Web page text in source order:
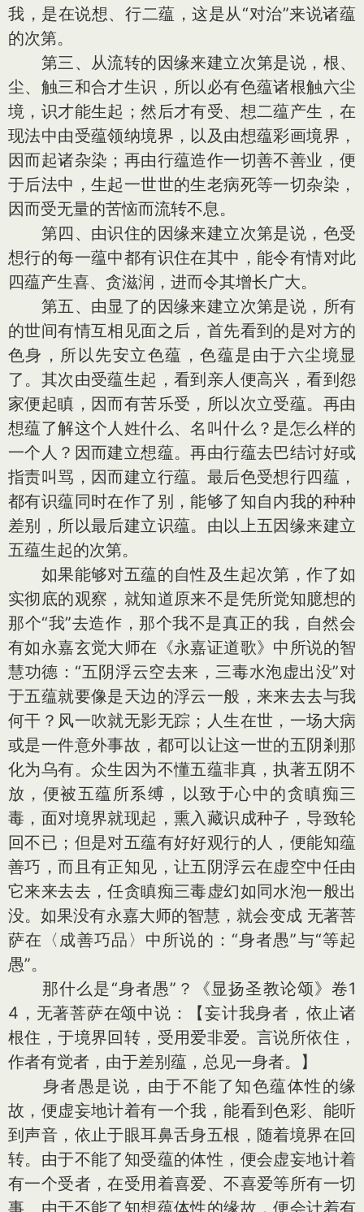
我，是在说想、行二蕴，这是从“对治”来说诸蕴
的次第。
第三、从流转的因缘来建立次第是说，根、
尘、触三和合才生识，所以必有色蕴诸根触六尘
境，识才能生起；然后才有受、想二蕴产生，在
现法中由受蕴领纳境界，以及由想蕴彩画境界，
因而起诸杂染；再由行蕴造作一切善不善业，便
于后法中，生起一世世的生老病死等一切杂染，
因而受无量的苦恼而流转不息。
第四、由识住的因缘来建立次第是说，色受
想行的每一蕴中都有识住在其中，能令有情对此
四蕴产生喜、贪滋润，进而令其增长广大。
第五、由显了的因缘来建立次第是说，所有
的世间有情互相见面之后，首先看到的是对方的
色身，所以先安立色蕴，色蕴是由于六尘境显
了。其次由受蕴生起，看到亲人便高兴，看到怨
家便起瞋，因而有苦乐受，所以次立受蕴。再由
想蕴了解这个人姓什么、名叫什么？是怎么样的
一个人？因而建立想蕴。再由行蕴去巴结讨好或
指责叫骂，因而建立行蕴。最后色受想行四蕴，
都有识蕴同时在作了别，能够了知自内我的种种
差别，所以最后建立识蕴。由以上五因缘来建立
五蕴生起的次第。
如果能够对五蕴的自性及生起次第，作了如
实彻底的观察，就知道原来不是凭所觉知臆想的
那个“我”去造作，那个我不是真正的我，自然会
有如永嘉玄觉大师在《永嘉证道歌》中所说的智
慧功德：“五阴浮云空去来，三毒水泡虚出没”对
于五蕴就要像是天边的浮云一般，来来去去与我
何干？风一吹就无影无踪；人生在世，一场大病
或是一件意外事故，都可以让这一世的五阴剎那
化为乌有。众生因为不懂五蕴非真，执著五阴不
放，便被五蕴所系缚，以致于心中的贪瞋痴三
毒，面对境界就现起，熏入藏识成种子，导致轮
回不已；但是对五蕴有好好观行的人，便能知蕴
善巧，而且有正知见，让五阴浮云在虚空中任由
它来来去去，任贪瞋痴三毒虚幻如同水泡一般出
没。如果没有永嘉大师的智慧，就会变成 无著菩
萨在〈成善巧品〉中所说的：“身者愚”与“等起
愚”。
那什么是“身者愚”？《显扬圣教论颂》卷1
4，无著菩萨在颂中说：【妄计我身者，依止诸
根住，于境界回转，受用爱非爱。言说所依住，
作者有觉者，由于差别蕴，总见一身者。】
身者愚是说，由于不能了知色蕴体性的缘
故，便虚妄地计着有一个我，能看到色彩、能听
到声音，依止于眼耳鼻舌身五根，随着境界在回
转。由于不能了知受蕴的体性，便会虚妄地计着
有一个受者，在受用着喜爱、不喜爱等所有一切
事。由于不能了知想蕴体性的缘故，便会计着有